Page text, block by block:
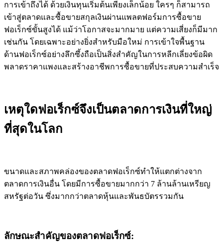
การเข้าถึงได้ ด้วยเงินทุนเริ่มต้นเพียงเล็กน้อย ใครๆ ก็สามารถ
เข้าสู่ตลาดและซื้อขายสกุลเงินผ่านแพลตฟอร์มการซื้อขาย
ฟอเร็กซ์ขั้นสูงได้ แม้ว่าโอกาสจะมากมาย แต่ความเสี่ยงก็มีมาก
เช่นกัน โดยเฉพาะอย่างยิ่งสำหรับมือใหม่ การเข้าใจพื้นฐาน
ด้านฟอเร็กซ์อย่างลึกซึ้งถือเป็นสิ่งสำคัญในการหลีกเลี่ยงข้อผิด
พลาดราคาแพงและสร้างอาชีพการซื้อขายที่ประสบความสำเร็จ
เหตุใดฟอเร็กซ์จึงเป็นตลาดการเงินที่ใหญ่
ที่สุดในโลก
ขนาดและสภาพคล่องของตลาดฟอเร็กซ์ทำให้แตกต่างจาก
ตลาดการเงินอื่น โดยมีการซื้อขายมากกว่า 7 ล้านล้านเหรียญ
สหรัฐต่อวัน ซึ่งมากกว่าตลาดหุ้นและพันธบัตรรวมกัน
ลักษณะสำคัญของตลาดฟอเร็กซ์: